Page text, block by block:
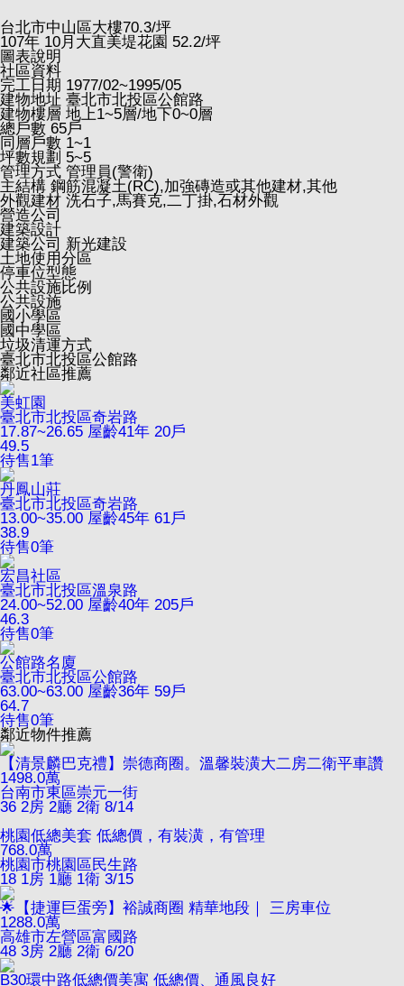
台北市中山區大樓70.3/坪
107年 10月大直美堤花園 52.2/坪
圖表說明
社區資料
完工日期 1977/02~1995/05
建物地址 臺北市北投區公館路
建物樓層 地上1~5層/地下0~0層
總戶數 65戶
同層戶數 1~1
坪數規劃 5~5
管理方式 管理員(警衛)
主結構 鋼筋混凝土(RC),加強磚造或其他建材,其他
外觀建材 洗石子,馬賽克,二丁掛,石材外觀
營造公司
建築設計
建築公司 新光建設
土地使用分區
停車位型態
公共設施比例
公共設施
國小學區
國中學區
垃圾清運方式
臺北市北投區公館路
鄰近社區推薦
美虹園
臺北市北投區奇岩路
17.87~26.65 屋齡41年 20戶
49.5
待售1筆
丹鳳山莊
臺北市北投區奇岩路
13.00~35.00 屋齡45年 61戶
38.9
待售0筆
宏昌社區
臺北市北投區溫泉路
24.00~52.00 屋齡40年 205戶
46.3
待售0筆
公館路名廈
臺北市北投區公館路
63.00~63.00 屋齡36年 59戶
64.7
待售0筆
鄰近物件推薦
【清景麟巴克禮】崇德商圈。溫馨裝潢大二房二衛平車讚
1498.0萬
台南市東區崇元一街
36 2房 2廳 2衛 8/14
桃園低總美套 低總價，有裝潢，有管理
768.0萬
桃園市桃園區民生路
18 1房 1廳 1衛 3/15
🌟【捷運巨蛋旁】裕誠商圈 精華地段｜ 三房車位
1288.0萬
高雄市左營區富國路
48 3房 2廳 2衛 6/20
B30環中路低總價美寓 低總價、通風良好